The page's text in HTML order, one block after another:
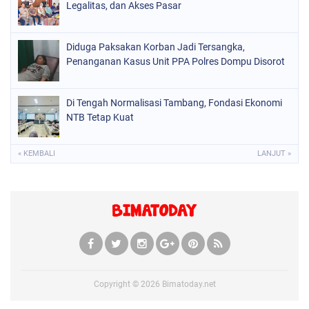
Legalitas, dan Akses Pasar
Diduga Paksakan Korban Jadi Tersangka,
Penanganan Kasus Unit PPA Polres Dompu Disorot
Di Tengah Normalisasi Tambang, Fondasi Ekonomi
NTB Tetap Kuat
« KEMBALI LANJUT »
Copyright © 2026 Bimatoday.net